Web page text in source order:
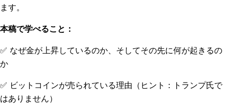
ます。
本稿で学べること：
✅ なぜ金が上昇しているのか、そしてその先に何が起きるの
か
✅ ビットコインが売られている理由（ヒント：トランプ氏で
はありません）